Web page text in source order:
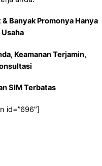
Banyak Promonya Hanya
Keamanan Terjamin,
SIM Terbatas
id=”696″]